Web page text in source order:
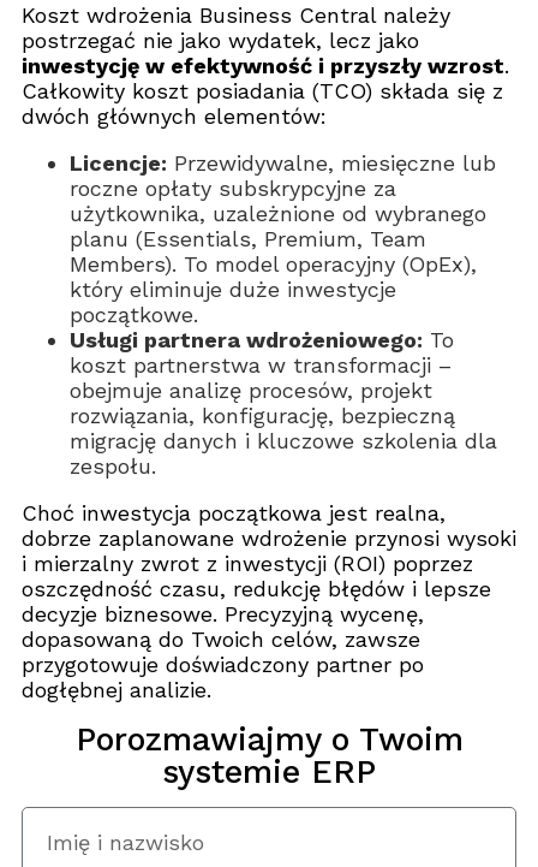
Koszt wdrożenia Business Central należy
postrzegać nie jako wydatek, lecz jako
inwestycję w efektywność i przyszły wzrost.
Całkowity koszt posiadania (TCO) składa się z
dwóch głównych elementów:
Licencje: Przewidywalne, miesięczne lub
roczne opłaty subskrypcyjne za
użytkownika, uzależnione od wybranego
planu (Essentials, Premium, Team
Members). To model operacyjny (OpEx),
który eliminuje duże inwestycje
początkowe.
Usługi partnera wdrożeniowego: To
koszt partnerstwa w transformacji –
obejmuje analizę procesów, projekt
rozwiązania, konfigurację, bezpieczną
migrację danych i kluczowe szkolenia dla
zespołu.
Choć inwestycja początkowa jest realna,
dobrze zaplanowane wdrożenie przynosi wysoki
i mierzalny zwrot z inwestycji (ROI) poprzez
oszczędność czasu, redukcję błędów i lepsze
decyzje biznesowe. Precyzyjną wycenę,
dopasowaną do Twoich celów, zawsze
przygotowuje doświadczony partner po
dogłębnej analizie.
Porozmawiajmy o Twoim
systemie ERP